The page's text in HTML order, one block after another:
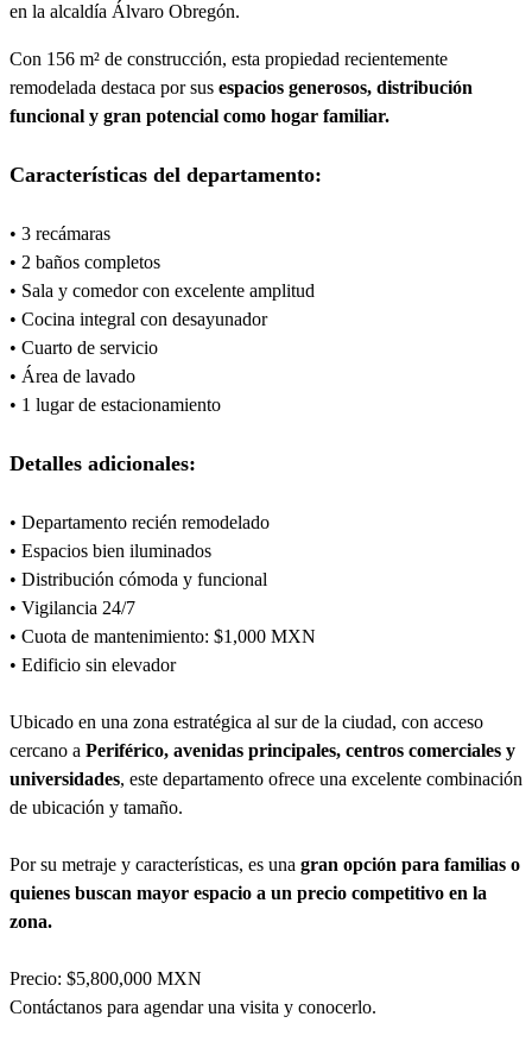
en la alcaldía Álvaro Obregón.
Con 156 m² de construcción, esta propiedad recientemente
remodelada destaca por sus espacios generosos, distribución
funcional y gran potencial como hogar familiar.
Características del departamento:
• 3 recámaras
• 2 baños completos
• Sala y comedor con excelente amplitud
• Cocina integral con desayunador
• Cuarto de servicio
• Área de lavado
• 1 lugar de estacionamiento
Detalles adicionales:
• Departamento recién remodelado
• Espacios bien iluminados
• Distribución cómoda y funcional
• Vigilancia 24/7
• Cuota de mantenimiento: $1,000 MXN
• Edificio sin elevador
Ubicado en una zona estratégica al sur de la ciudad, con acceso
cercano a Periférico, avenidas principales, centros comerciales y
universidades, este departamento ofrece una excelente combinación
de ubicación y tamaño.
Por su metraje y características, es una gran opción para familias o
quienes buscan mayor espacio a un precio competitivo en la
zona.
Precio: $5,800,000 MXN
Contáctanos para agendar una visita y conocerlo.